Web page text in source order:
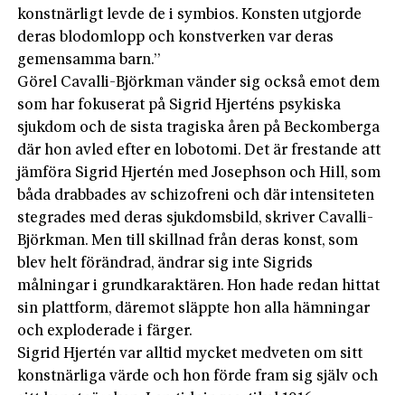
konstnärligt levde de i symbios. Konsten utgjorde
deras blodomlopp och konstverken var deras
gemensamma barn.”
Görel Cavalli-Björkman vänder sig också emot dem
som har fokuserat på Sigrid Hjerténs psykiska
sjukdom och de sista tragiska åren på Beckomberga
där hon avled efter en lobotomi. Det är frestande att
jämföra Sigrid Hjertén med Josephson och Hill, som
båda drabbades av schizofreni och där intensiteten
stegrades med deras sjukdomsbild, skriver Cavalli-
Björkman. Men till skillnad från deras konst, som
blev helt förändrad, ändrar sig inte Sigrids
målningar i grundkaraktären. Hon hade redan hittat
sin plattform, däremot släppte hon alla hämningar
och exploderade i färger.
Sigrid Hjertén var alltid mycket medveten om sitt
konstnärliga värde och hon förde fram sig själv och